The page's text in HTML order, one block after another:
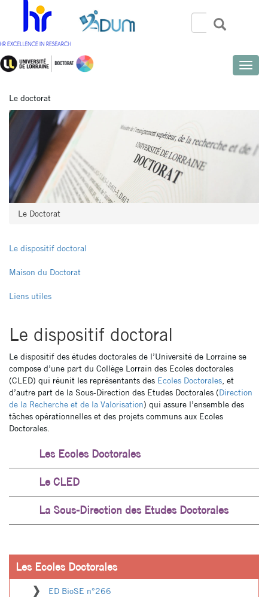
contenu
principal
Search
Rechercher
Toggle
Le doctorat
Le Doctorat
Menu
latéral
pages
ED
Le dispositif doctoral
Maison du Doctorat
Liens utiles
Le dispositif doctoral
Le dispositif des études doctorales de l’Université de Lorraine se
compose d’une part du Collège Lorrain des Ecoles doctorales
(CLED) qui réunit les représentants des Ecoles Doctorales, et
d’autre part de la Sous-Direction des Etudes Doctorales (Direction
de la Recherche et de la Valorisation) qui assure l’ensemble des
tâches opérationnelles et des projets communs aux Ecoles
Doctorales.
Les Ecoles Doctorales
Le CLED
La Sous-Direction des Etudes Doctorales
Les Ecoles Doctorales
ED BioSE n°266